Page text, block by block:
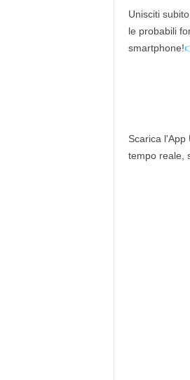
Unisciti
le probabili
smartphone!
Scarica l'App
tempo reale,